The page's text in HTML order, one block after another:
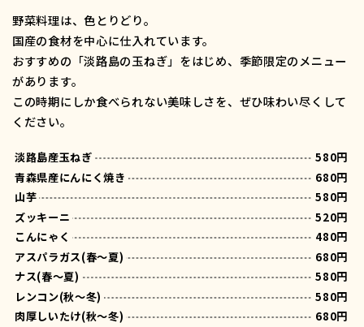
野菜料理は、色とりどり。
国産の食材を中心に仕入れています。
おすすめの「淡路島の玉ねぎ」をはじめ、季節限定のメニュー
があります。
この時期にしか食べられない美味しさを、ぜひ味わい尽くして
ください。
淡路島産玉ねぎ
580円
青森県産にんにく焼き
680円
山芋
580円
ズッキーニ
520円
こんにゃく
480円
アスパラガス(春～夏)
680円
ナス(春～夏)
580円
レンコン(秋～冬)
580円
肉厚しいたけ(秋～冬)
680円